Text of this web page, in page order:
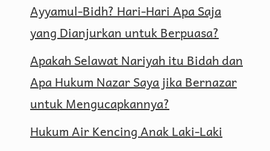
Ayyamul-Bidh? Hari-Hari Apa Saja
yang Dianjurkan untuk Berpuasa?
Apakah Selawat Nariyah itu Bidah dan
Apa Hukum Nazar Saya jika Bernazar
untuk Mengucapkannya?
Hukum Air Kencing Anak Laki-Laki